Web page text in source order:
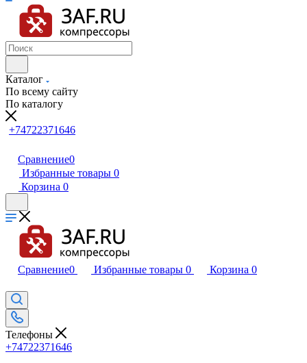
Каталог
По всему сайту
По каталогу
+74722371646
Сравнение0
Избранные товары 0
Корзина 0
Сравнение0 Избранные товары 0 Корзина 0
Телефоны
+74722371646